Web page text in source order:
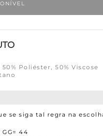
50% Poliéster, 50% Viscose
se siga tal regra na
44